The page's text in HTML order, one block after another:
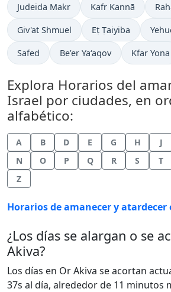
Judeida Makr Kafr Kannā
Giv'at Shmuel Eṭ Ṭaiyiba
Safed Be’er Ya‘aqov Kfar Yona
Explora Horarios del
Israel por ciudades, en
alfabético:
A B D E G H J
N
O P Q R S T
Z
Horarios de amanecer y atardecer
¿Los días se alargan o se
Akiva?
Los días en Or Akiva se acortan
37s al día, alrededor de 11 minutos